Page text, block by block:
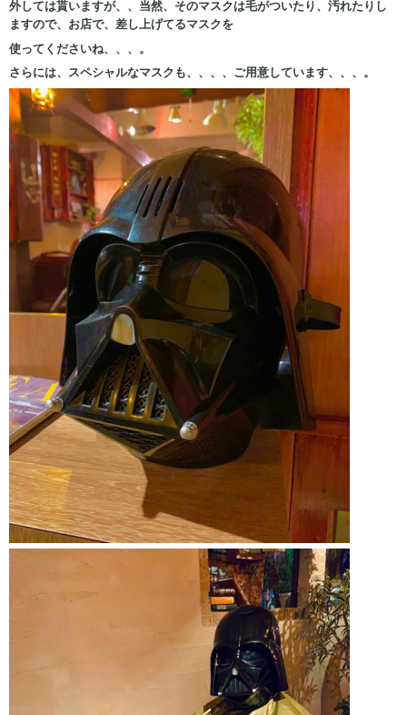
外しては貰いますが、、当然、そのマスクは毛がついたり、汚れたりし
ますので、お店で、差し上げてるマスクを
使ってくださいね、、、。
さらには、スペシャルなマスクも、、、、ご用意しています、、、。